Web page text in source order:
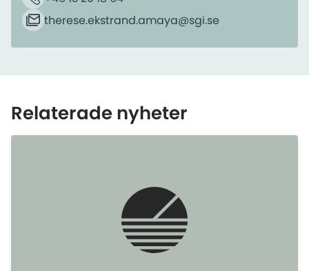
Telefon
E-post
therese.ekstrand.amaya​@sgi.se
Relaterade nyheter